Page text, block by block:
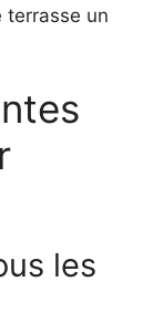
terrasse un
les